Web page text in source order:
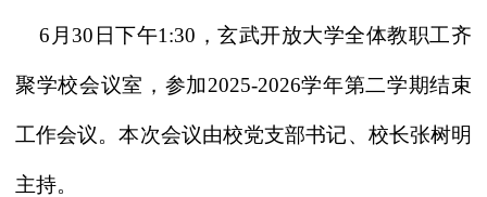
6月30日下午1:30，玄武开放大学全体教职工齐
聚学校会议室，参加2025-2026学年第二学期结束
工作会议。本次会议由校党支部书记、校长张树明
主持。